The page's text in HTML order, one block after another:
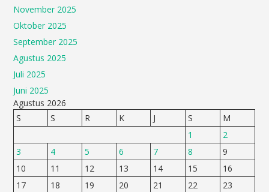
November 2025
Oktober 2025
September 2025
Agustus 2025
Juli 2025
Juni 2025
Agustus 2026
S
S R K J S
M
1
2
3
4 5 6 7 8
9
10
11 12 13 14 15
16
17
18 19 20 21 22
23